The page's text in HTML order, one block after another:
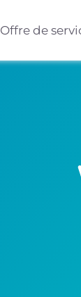
Offre de